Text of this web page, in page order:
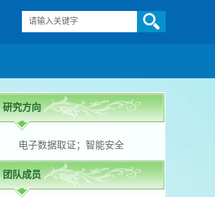
研究方向
电子数据取证；智能安全
团队成员